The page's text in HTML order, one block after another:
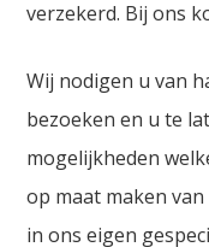
verzekerd. Bij ons
Wij nodigen u van
bezoeken en u te
mogelijkheden
op maat maken
in ons eigen